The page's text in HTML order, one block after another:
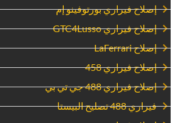
‏إصلاح فيراري بورتوفينو إم‏
‏إصلاح فيراري GTC4Lusso‏
‏إصلاح LaFerrari‏
‏إصلاح فيراري 458‏
‏إصلاح فيراري 488 جي تي بي‏
‏فيراري 488 تصليح البيستا‏